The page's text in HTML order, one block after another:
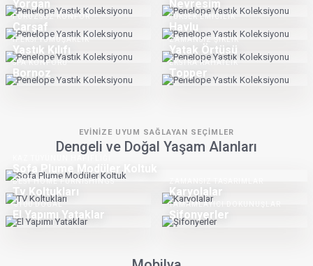
COOL SLEEP
Serin Etkili Ürünler
DINLENDIRICI DESTEK
Yastık
GÜVENLI KORUMA FERAH DOKUNUŞ
Pike